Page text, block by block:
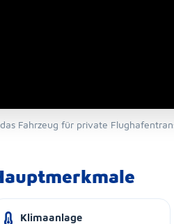
Fahrzeug für private
Klimaanlage